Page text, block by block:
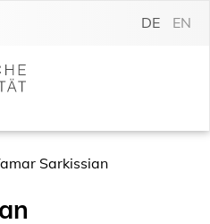
DE EN
Sarkissian